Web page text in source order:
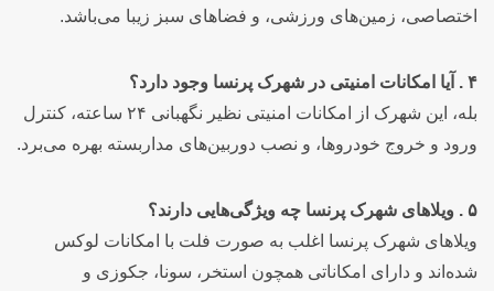
اختصاصی، زمین‌های ورزشی، و فضاهای سبز زیبا می‌باشد.
۴ . آیا امکانات امنیتی در شهرک پرنسا وجود دارد؟
بله، این شهرک از امکانات امنیتی نظیر نگهبانی ۲۴ ساعته، کنترل
ورود و خروج خودروها، و نصب دوربین‌های مداربسته بهره می‌برد.
۵ . ویلاهای شهرک پرنسا چه ویژگی‌هایی دارند؟
ویلاهای شهرک پرنسا اغلب به صورت فلت با امکانات لوکس
شده‌اند و دارای امکاناتی همچون استخر، سونا، جکوزی و